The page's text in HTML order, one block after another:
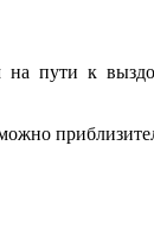
на пути к